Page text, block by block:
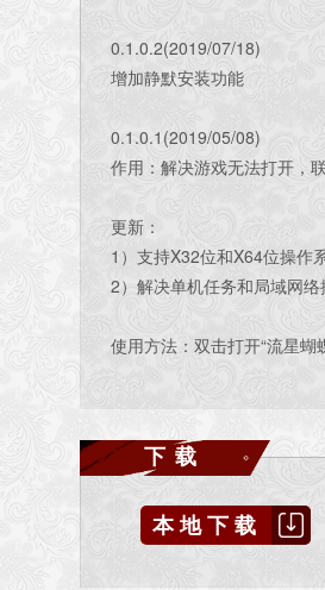
0.1.0.2(2019/07/18)
增加静默安装功能
0.1.0.1(2019/05/08)
作用：解决游戏无法打开，
更新：
1）支持X32位和X64位操作
2）解决单机任务和局域网络
使用方法：双击打开“流星蝴
下载
本地下载